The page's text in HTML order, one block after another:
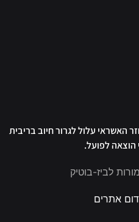
לביז-בוטיק
האשראי עלול לגרור חיוב בריבית
הוצאה לפועל.
אתרים